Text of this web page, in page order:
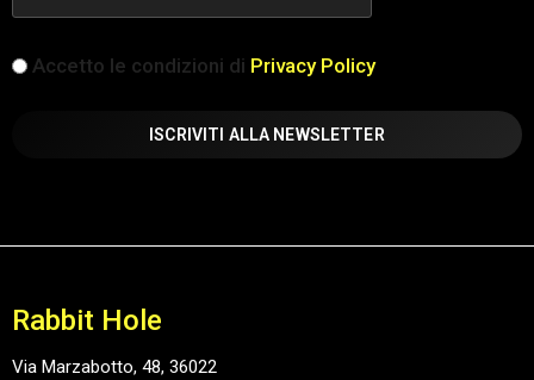
iscrizione
Accetto le condizioni di Privacy Policy
Rabbit Hole
Via Marzabotto, 48, 36022